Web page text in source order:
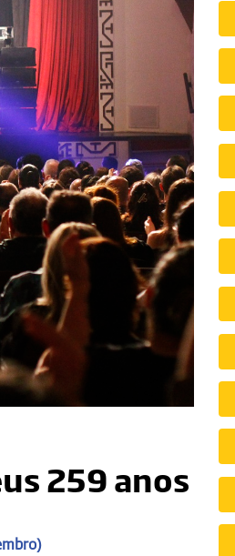
259 anos